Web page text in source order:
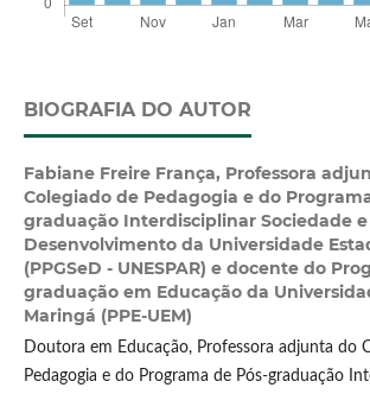
BIOGRAFIA DO AUTOR
Fabiane Freire França, Professora
Colegiado de Pedagogia e do
graduação Interdisciplinar Sociedade e
Desenvolvimento da Universidade
(PPGSeD - UNESPAR) e docente do
graduação em Educação da
Maringá (PPE-UEM)
Doutora em Educação, Professora adjunta do
Pedagogia e do Programa de Pós-graduação